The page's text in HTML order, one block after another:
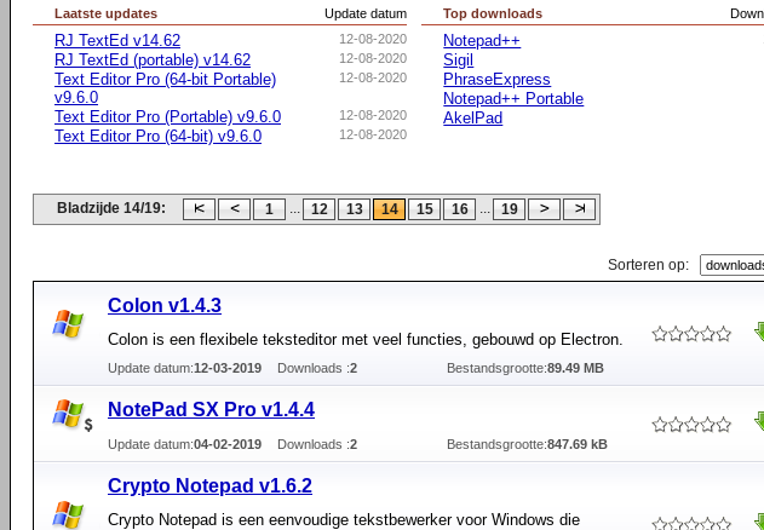
Update datum
Laatste updates
12-08-2020
RJ TextEd v14.62
12-08-2020
RJ TextEd (portable) v14.62
12-08-2020
Text Editor Pro (64-bit Portable)
v9.6.0
12-08-2020
Text Editor Pro (Portable) v9.6.0
12-08-2020
Text Editor Pro (64-bit) v9.6.0
Top downloads
Notepad++
Sigil
PhraseExpress
Notepad++ Portable
AkelPad
Bladzijde 14/19: 1 ... 12 13 14 15 16 ... 19
Sorteren op:
Colon v1.4.3
Colon is een flexibele teksteditor met veel functies, gebouwd op Electron.
Update datum:12-03-2019 Downloads :2 Bestandsgrootte:89.49 MB
NotePad SX Pro v1.4.4
Update datum:04-02-2019 Downloads :2 Bestandsgrootte:847.69 kB
Crypto Notepad v1.6.2
Crypto Notepad is een eenvoudige tekstbewerker voor Windows die